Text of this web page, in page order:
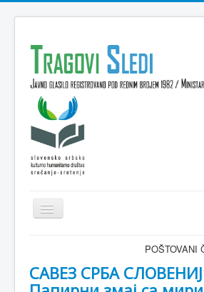
Isključi
navigaciju
VESTI
POŠTOVANI
САВЕЗ СРБА